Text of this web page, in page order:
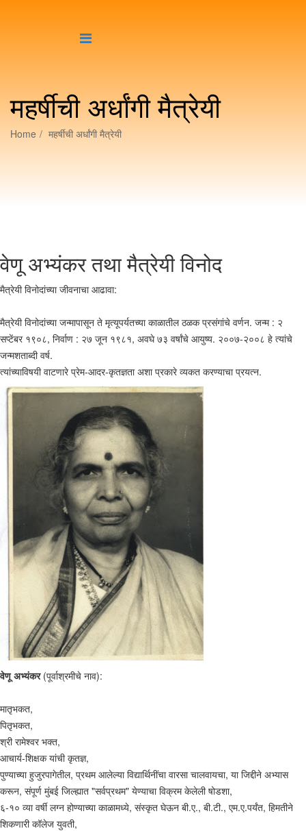
महर्षीची अर्धांगी मैत्रेयी
Home महर्षीची अर्धांगी मैत्रेयी
वेणू अभ्यंकर तथा मैत्रेयी विनोद
मैत्रेयी विनोदांच्या जीवनाचा आढावा:
मैत्रेयी विनोदांच्या जन्मापासून ते मृत्यूपर्यतच्या काळातील ठळक प्रसंगांचे वर्णन. जन्म : २
सप्टेंबर १९०८, निर्वाण : २७ जून १९८१, अवघे ७३ वर्षांचे आयुष्य. २००७-२००८ हे त्यांचे
जन्मशताब्दी वर्ष.
त्यांच्याविषयी वाटणारे प्रेम-आदर-कृतज्ञता अशा प्रकारे व्यकत करण्याचा प्रयत्न.
वेणू अभ्यंकर(पूर्वाश्रमीचे नाव):
मातृभकत,
पितृभकत,
श्री रामेश्वर भक्त,
आचार्य-शिक्षक यांची कृतज्ञ,
पुण्याच्या हुजुरपागेतील, प्रथम आलेल्या विद्यार्थिनींचा वारसा चालवायचा, या जिद्दीने अभ्यास
करून, संपूर्ण मुंबई जिल्ह्यात "सर्वप्रथम" येण्याचा विक्रम केलेली षोडशा,
६-१० व्या वर्षी लग्न होण्याच्या काळामध्ये, संस्कृत घेऊन बी.ए., बी.टी., एम.ए.पर्यंत, हिमतीने
शिकणारी कॉलेज युवती,